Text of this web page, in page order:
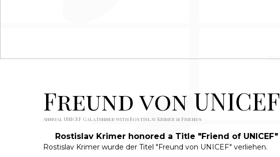
Freund von UNICEF
Annual UNICEF Gala Dinner with Rostislav Krimer & Friends
Rostislav Krimer honored a Title "Friend of UNICEF"
Rostislav Krimer wurde der Titel "Freund von UNICEF" verliehen.